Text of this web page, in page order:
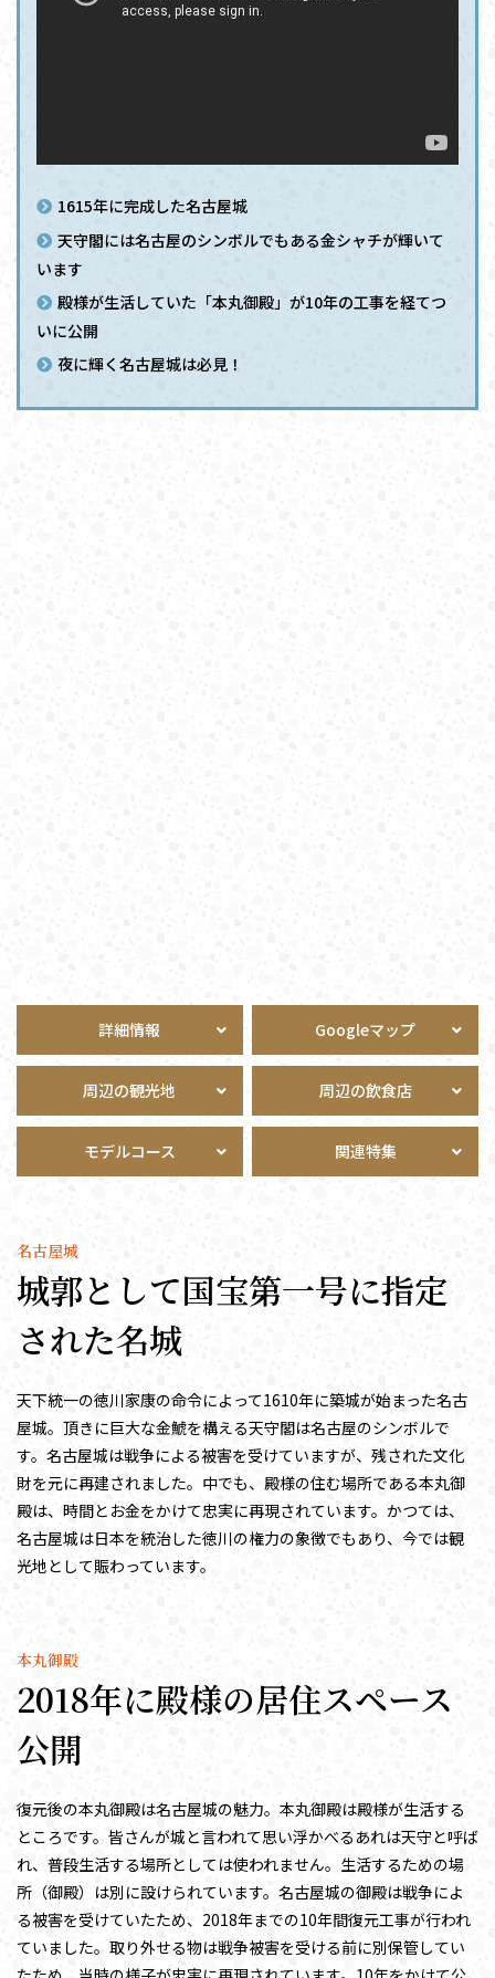
1615年に完成した名古屋城
天守閣には名古屋のシンボルでもある金シャチが輝いて
います
殿様が生活していた「本丸御殿」が10年の工事を経てつ
いに公開
夜に輝く名古屋城は必見！
詳細情報 Googleマップ
周辺の観光地 周辺の飲食店
モデルコース 関連特集
城郭として国宝第一号に指定
された名城
名古屋城
天下統一の徳川家康の命令によって1610年に築城が始まった名古
屋城。頂きに巨大な金鯱を構える天守閣は名古屋のシンボルで
す。名古屋城は戦争による被害を受けていますが、残された文化
財を元に再建されました。中でも、殿様の住む場所である本丸御
殿は、時間とお金をかけて忠実に再現されています。かつては、
名古屋城は日本を統治した徳川の権力の象徴でもあり、今では観
光地として賑わっています。
2018年に殿様の居住スペース
公開
本丸御殿
復元後の本丸御殿は名古屋城の魅力。本丸御殿は殿様が生活する
ところです。皆さんが城と言われて思い浮かべるあれは天守と呼ば
れ、普段生活する場所としては使われません。生活するための場
所（御殿）は別に設けられています。名古屋城の御殿は戦争によ
る被害を受けていたため、2018年までの10年間復元工事が行われ
ていました。取り外せる物は戦争被害を受ける前に別保管してい